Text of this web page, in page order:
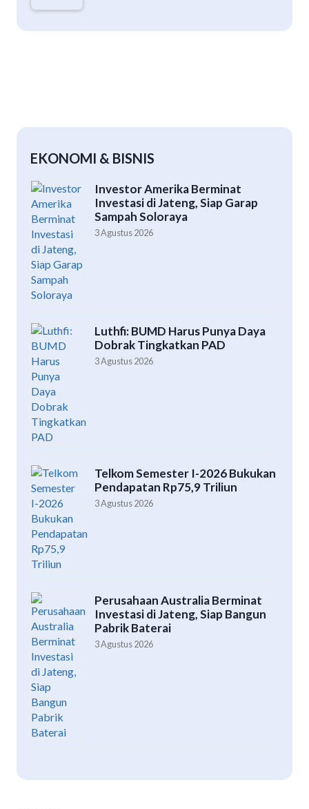
EKONOMI & BISNIS
Investor Amerika Berminat
Investasi di Jateng, Siap Garap
Sampah Soloraya
3 Agustus 2026
Luthfi: BUMD Harus Punya Daya
Dobrak Tingkatkan PAD
3 Agustus 2026
Telkom Semester I-2026 Bukukan
Pendapatan Rp75,9 Triliun
3 Agustus 2026
Perusahaan Australia Berminat
Investasi di Jateng, Siap Bangun
Pabrik Baterai
3 Agustus 2026